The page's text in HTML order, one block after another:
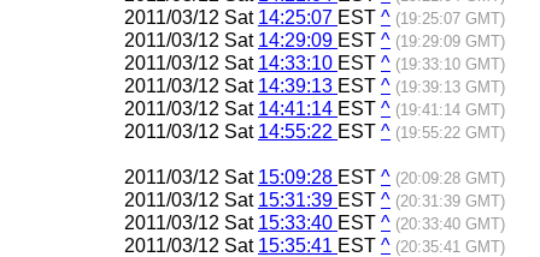
2011/03/12 Sat 14:25:07 EST ^ (19:25:07 GMT)
2011/03/12 Sat 14:29:09 EST ^ (19:29:09 GMT)
2011/03/12 Sat 14:33:10 EST ^ (19:33:10 GMT)
2011/03/12 Sat 14:39:13 EST ^ (19:39:13 GMT)
2011/03/12 Sat 14:41:14 EST ^ (19:41:14 GMT)
2011/03/12 Sat 14:55:22 EST ^ (19:55:22 GMT)
2011/03/12 Sat 15:09:28 EST ^ (20:09:28 GMT)
2011/03/12 Sat 15:31:39 EST ^ (20:31:39 GMT)
2011/03/12 Sat 15:33:40 EST ^ (20:33:40 GMT)
2011/03/12 Sat 15:35:41 EST ^ (20:35:41 GMT)